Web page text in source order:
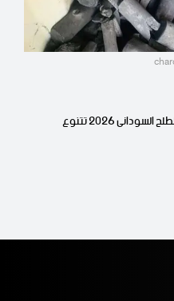
أسعار فحم الطلح السوداني سعر فحم الطلح السودانى 2026 تتنوع